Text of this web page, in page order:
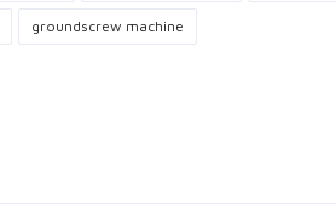
groundscrew machine